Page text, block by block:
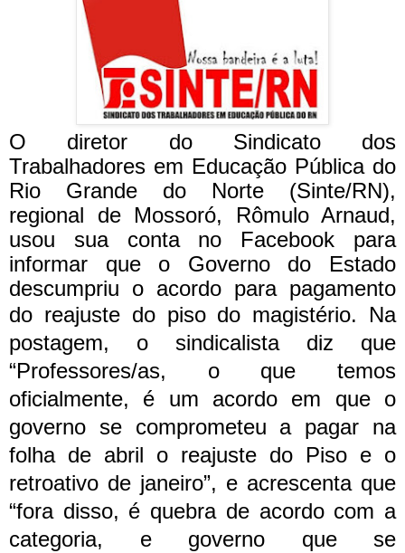
O diretor do Sindicato dos
Trabalhadores em Educação Pública do
Rio Grande do Norte (Sinte/RN),
regional de Mossoró, Rômulo Arnaud,
usou sua conta no Facebook para
informar que o Governo do Estado
descumpriu o acordo para pagamento
do reajuste do piso do magistério. Na
postagem, o sindicalista diz que
“Professores/as, o que temos
oficialmente, é um acordo em que o
governo se comprometeu a pagar na
folha de abril o reajuste do Piso e o
retroativo de janeiro”, e acrescenta que
“fora disso, é quebra de acordo com a
categoria, e governo que se